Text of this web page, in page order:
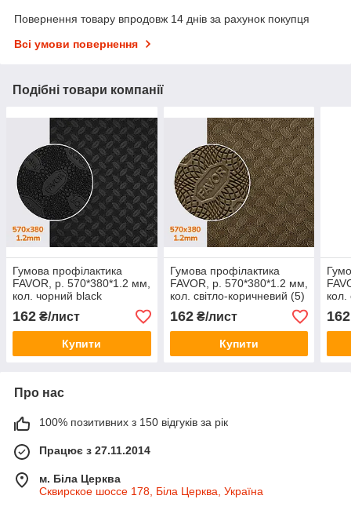
Повернення товару впродовж 14 днів за рахунок покупця
Всі умови повернення
Подібні товари компанії
Гумова профілактика
FAVOR, р. 570*380*1.2 мм,
кол. чорний black
162 ₴/лист
Купити
Гумова профілактика
FAVOR, р. 570*380*1.2 мм,
кол. світло-коричневий (5)
khaki
162₴/лист
Купити
кол.
162
Про нас
100% позитивних з 150 відгуків за рік
Працює з 27.11.2014
м. Біла Церква
Сквирское шоссе 178, Біла Церква, Україна